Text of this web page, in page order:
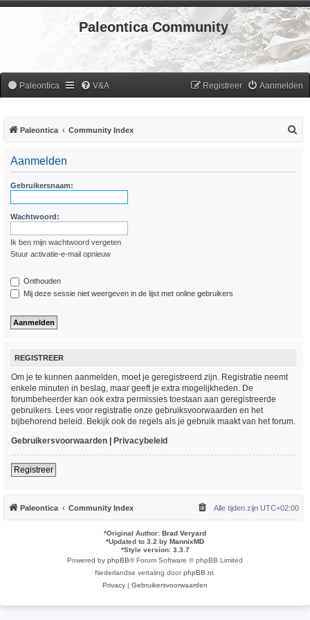
Paleontica Community
Paleontica V&A Aanmelden
Registreer
Paleontica Community Index
Aanmelden
Gebruikersnaam:
Wachtwoord:
Ik ben mijn wachtwoord vergeten
Stuur activatie-e-mail opnieuw
Onthouden
Mij deze sessie niet weergeven in de lijst met online gebruikers
REGISTREER
Om je te kunnen aanmelden, moet je geregistreerd zijn. Registratie neemt
enkele minuten in beslag, maar geeft je extra mogelijkheden. De
forumbeheerder kan ook extra permissies toestaan aan geregistreerde
gebruikers. Lees voor registratie onze gebruiksvoorwaarden en het
bijbehorend beleid. Bekijk ook de regels als je gebruik maakt van het forum.
Gebruikersvoorwaarden | Privacybeleid
Registreer
Paleontica Community Index Alle tijden zijn UTC+02:00
*Original Author: Brad Veryard
*Updated to 3.2 by MannixMD
*Style version: 3.3.7
Powered by phpBB® Forum Software © phpBB Limited
Nederlandse vertaling doorphpBB.nl
Privacy | Gebruikersvoorwaarden